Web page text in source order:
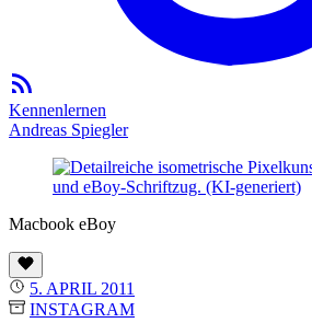
Kennenlernen
Andreas Spiegler
Macbook eBoy
5. APRIL 2011
INSTAGRAM